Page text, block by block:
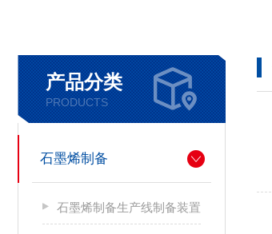
产品分类
PRODUCTS
石墨烯制备
石墨烯制备生产线制备装置